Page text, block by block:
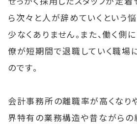
ら次々と人が辞めていくという
少なくありません。また、働く側
僚が短期間で退職していく職場
のです。
会計事務所の離職率が高くなり
界特有の業務構造や昔ながら